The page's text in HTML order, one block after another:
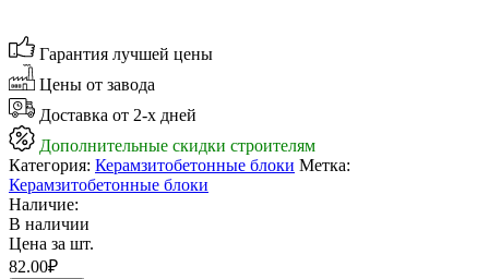
Гарантия лучшей цены
Цены от завода
Доставка от 2-х дней
Дополнительные скидки строителям
Категория: Керамзитобетонные блоки Метка:
Керамзитобетонные блоки
Наличие:
В наличии
Цена за шт.
82.00₽